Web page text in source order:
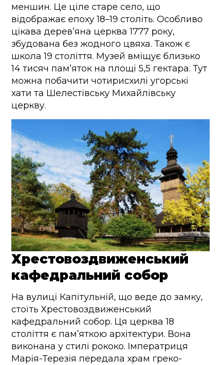
меншин. Це ціле старе село, що
відображає епоху 18–19 століть. Особливо
цікава дерев’яна церква 1777 року,
збудована без жодного цвяха. Також є
школа 19 століття. Музей вміщує близько
14 тисяч пам’яток на площі 5,5 гектара. Тут
можна побачити чотирисхилі угорські
хати та Шелестівську Михайлівську
церкву.
Хрестовоздвиженський
кафедральний собор
На вулиці Капітульній, що веде до замку,
стоїть Хрестовоздвиженський
кафедральний собор. Ця церква 18
століття є пам’яткою архітектури. Вона
виконана у стилі рококо. Імператриця
Марія-Терезія передала храм греко-